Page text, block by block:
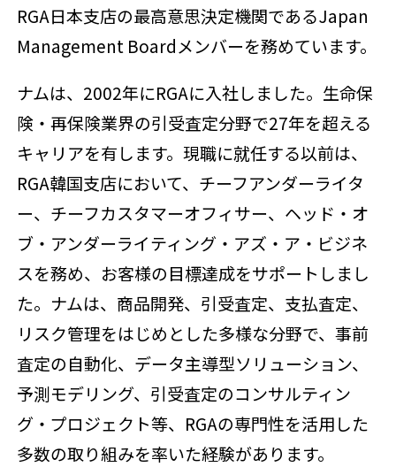
RGA日本支店の最高意思決定機関であるJapan
Management Boardメンバーを務めています。
ナムは、2002年にRGAに入社しました。生命保
険・再保険業界の引受査定分野で27年を超える
キャリアを有します。現職に就任する以前は、
RGA韓国支店において、チーフアンダーライタ
ー、チーフカスタマーオフィサー、ヘッド・オ
ブ・アンダーライティング・アズ・ア・ビジネ
スを務め、お客様の目標達成をサポートしまし
た。ナムは、商品開発、引受査定、支払査定、
リスク管理をはじめとした多様な分野で、事前
査定の自動化、データ主導型ソリューション、
予測モデリング、引受査定のコンサルティン
グ・プロジェクト等、RGAの専門性を活用した
多数の取り組みを率いた経験があります。